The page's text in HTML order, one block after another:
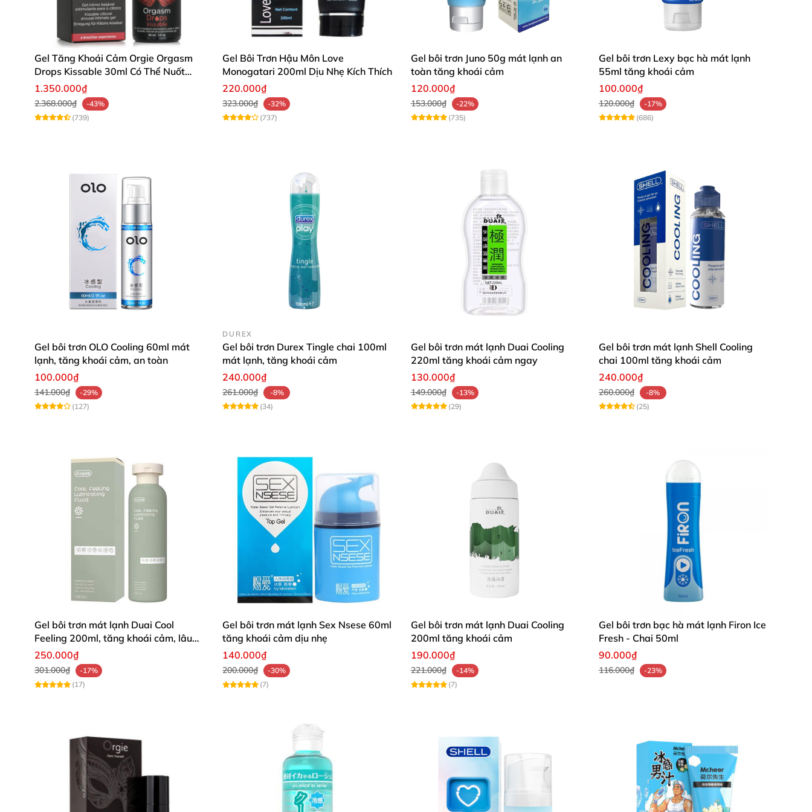
Gel Tăng Khoái Cảm Orgie Orgasm
Drops Kissable 30ml Có Thể Nuốt
Được Kích Thích Âm Vật Nữ Giới
1.350.000₫
2.368.000₫
-43%
(739)
Gel Bôi Trơn Hậu Môn Love
Monogatari 200ml Dịu Nhẹ Kích Thích
220.000₫
323.000₫
-32%
(737)
Gel bôi trơn Juno 50g mát lạnh an
toàn tăng khoái cảm
120.000₫
153.000₫
-22%
(735)
Gel bôi trơn Lexy bạc hà mát lạnh
55ml tăng khoái cảm
100.000₫
120.000₫
-17%
(686)
Gel bôi trơn OLO Cooling 60ml mát
lạnh, tăng khoái cảm, an toàn
100.000₫
141.000₫
-29%
(127)
DUREX
Gel bôi trơn Durex Tingle chai 100ml
mát lạnh, tăng khoái cảm
240.000₫
261.000₫
-8%
(34)
Gel bôi trơn mát lạnh Duai Cooling
220ml tăng khoái cảm ngay
130.000₫
149.000₫
-13%
(29)
Gel bôi trơn mát lạnh Shell Cooling
chai 100ml tăng khoái cảm
240.000₫
260.000₫
-8%
(25)
Gel bôi trơn mát lạnh Duai Cool
Feeling 200ml, tăng khoái cảm, lâu
trôi
250.000₫
301.000₫
-17%
(17)
Gel bôi trơn mát lạnh Sex Nsese 60ml
tăng khoái cảm dịu nhẹ
140.000₫
200.000₫
-30%
(7)
Gel bôi trơn mát lạnh Duai Cooling
200ml tăng khoái cảm
190.000₫
221.000₫
-14%
(7)
Gel bôi trơn bạc hà mát lạnh Firon Ice
Fresh - Chai 50ml
90.000₫
116.000₫ -23%